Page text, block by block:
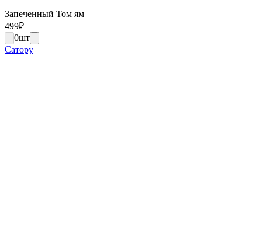
Запеченный Том ям
499₽
0шт
Сатору